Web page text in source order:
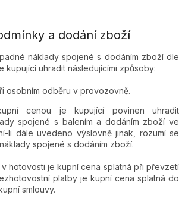
a dodání zboží
náklady spojené s dodáním zboží dle
kupující uhradit následujícími způsoby:
osobním odběru v provozovně.
cenou je kupující povinen uhradit
spojené s balením a dodáním zboží ve
li dále uvedeno výslovně jinak, rozumí se
spojené s dodáním zboží.
hotovosti je kupní cena splatná při převzetí
platby je kupní cena splatná do
smlouvy.